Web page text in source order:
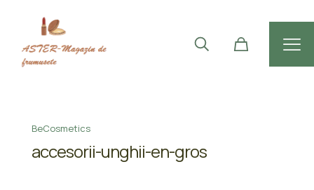
BeCosmetics
accesorii-unghii-en-gros